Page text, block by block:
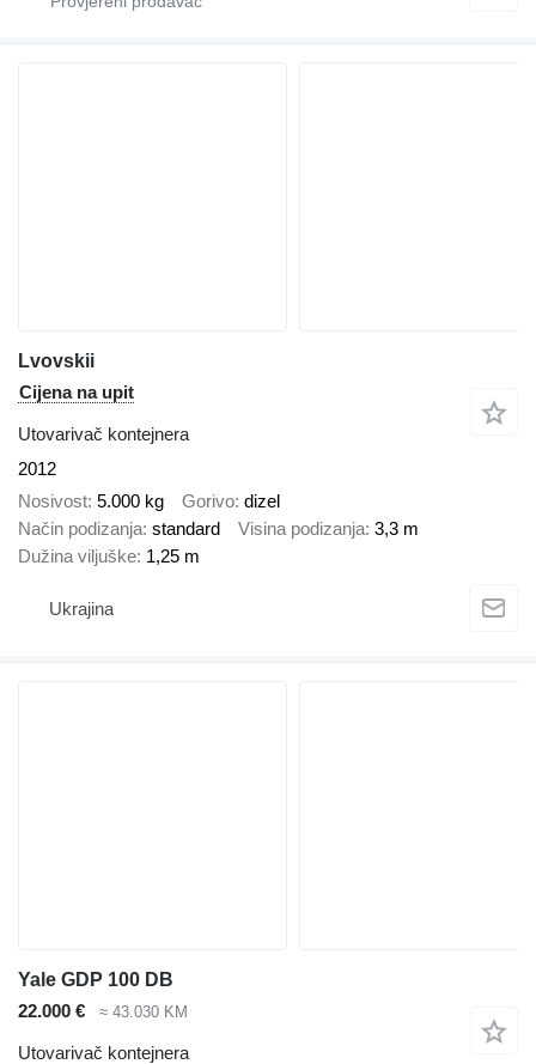
Lvovskii
Cijena na upit
Utovarivač kontejnera
2012
Nosivost 5.000 kg Gorivo dizel
Način podizanja standard Visina podizanja 3,3 m
Dužina viljuške 1,25 m
Ukrajina
Yale GDP 100 DB
22.000 €
≈ 43.030 KM
Utovarivač kontejnera